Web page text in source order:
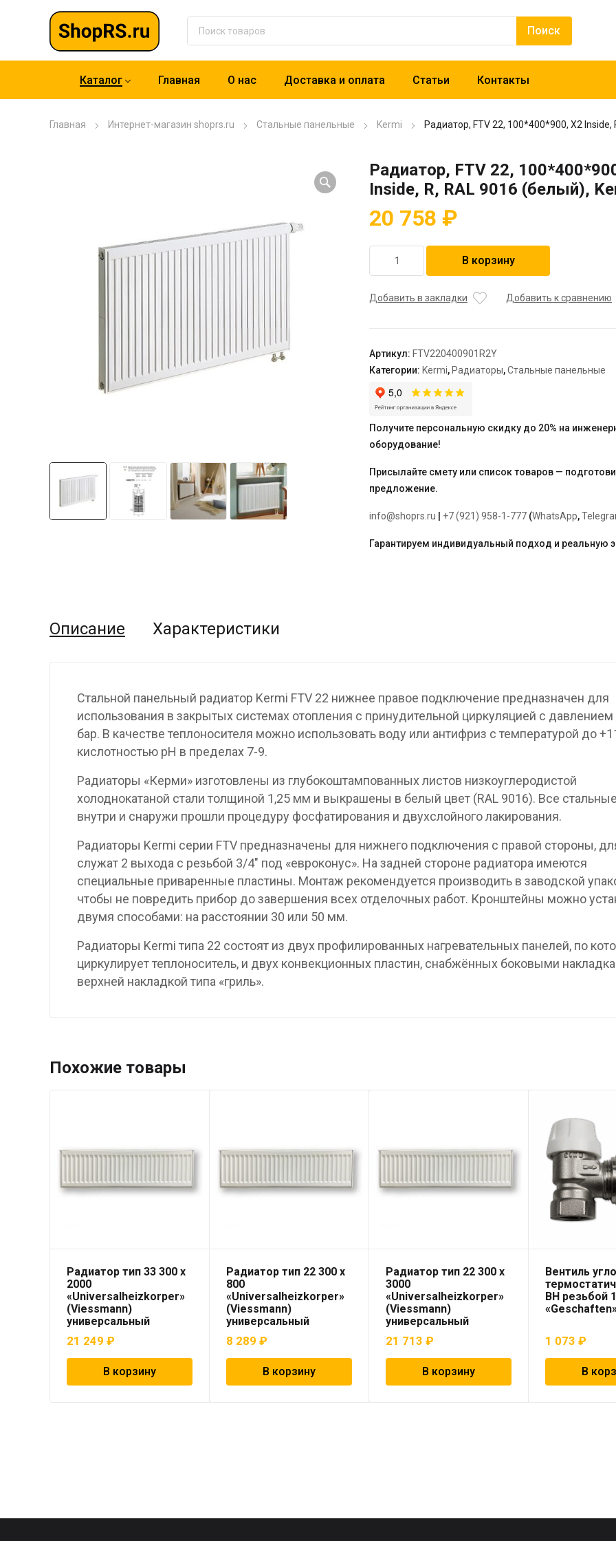
Каталог Главная О нас Доставка и оплата Статьи Контакты
Главная Интернет-магазин shoprs.ru Стальные панельные Kermi Радиатор, FTV 22, 100*400*900, X2 Inside,
Радиатор, FTV 22,
Inside, R, RAL 9016 (белый),
20 758 ₽
товара
FTV
Inside,
R,
RAL
9016
Kermi
В корзину
Добавить в закладки Добавить к сравнению
Артикул: FTV220400901R2Y
Категории: Kermi, Радиаторы,Стальные панельные
Получите персональную скидку до 20% на
оборудование!
Присылайте смету или список товаров —
предложение.
info@shoprs.ru +7 (921) 958-1-777 (WhatsApp,
Гарантируем индивидуальный подход и реальную
Описание Характеристики
Стальной панельный радиатор Kermi FTV 22 нижнее правое подключение предназначен для
использования в закрытых системах отопления с принудительной циркуляцией с
бар. В качестве теплоносителя можно использовать воду или антифриз с температурой до
кислотностью pH в пределах 7-9.
Радиаторы «Керми» изготовлены из глубокоштампованных листов низкоуглеродистой
холоднокатаной стали толщиной 1,25 мм и выкрашены в белый цвет (RAL 9016). Все
внутри и снаружи прошли процедуру фосфатирования и двухслойного лакирования.
Радиаторы Kermi серии FTV предназначены для нижнего подключения с правой стороны,
служат 2 выхода с резьбой 3/4″ под «евроконус». На задней стороне радиатора имеются
специальные приваренные пластины. Монтаж рекомендуется производить в заводской
чтобы не повредить прибор до завершения всех отделочных работ. Кронштейны можно
двумя способами: на расстоянии 30 или 50 мм.
Радиаторы Kermi типа 22 состоят из двух профилированных нагревательных панелей, по
циркулирует теплоноситель, и двух конвекционных пластин, снабжённых боковыми
верхней накладкой типа «гриль».
Похожие товары
Радиатор тип 33 300 x
2000
«Universalheizkorper»
(Viessmann)
универсальный
21 249 ₽
В корзину
Радиатор тип 22 300 x
800
«Universalheizkorper»
(Viessmann)
универсальный
8 289₽
В корзину
Радиатор тип 22 300 x
3000
«Universalheizkorper»
(Viessmann)
универсальный
21 713₽
В корзину
Вентиль
ВН резьбой
1 073₽
В